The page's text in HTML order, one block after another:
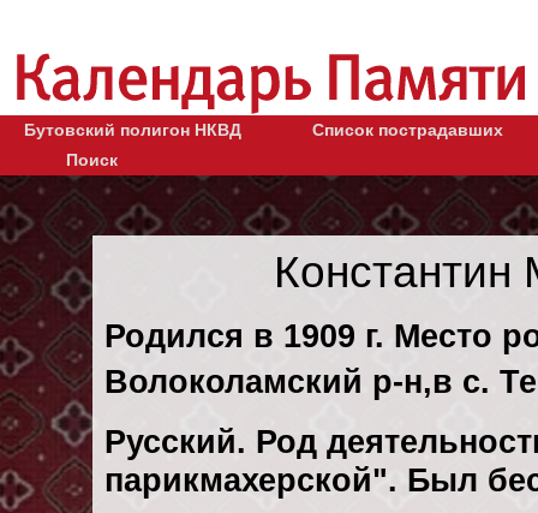
Бутовский полигон НКВД
Список пострадавших
Поиск
Родился в 1909 г. Место
Волоколамский р-н,в с.
Русский. Род
парикмахерской". Был